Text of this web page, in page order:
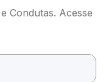
Condutas. Acesse